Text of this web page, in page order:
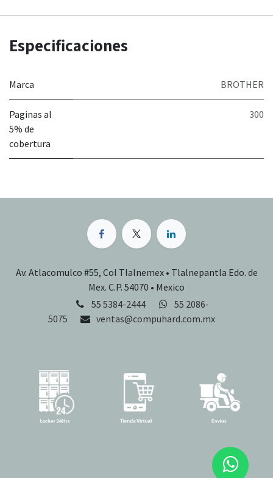
Especificaciones
Marca BROTHER
Paginas al
5% de
cobertura
300
Av. Atlacomulco #55, Col Tlalnemex • Tlalnepantla Edo. de
Mex. C.P. 54070 • Mexico
55 5384-2444
55 2086-
5075
ventas@compuhard.com.mx